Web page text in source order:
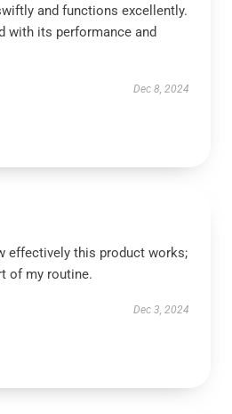
and functions excellently.
with its performance and
Dec 8, 2024
effectively this product works;
of my routine.
Dec 3, 2024